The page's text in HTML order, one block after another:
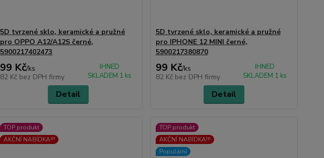
5D tvrzené sklo, keramické a pružné
pro OPPO A12/A12S černé,
5900217402473
99 Kč/ks
82 Kč bez DPH firmy
IHNED
SKLADEM 1 ks
Detail
5D tvrzené sklo, keramické a pružné
pro IPHONE 12 MINI černé,
5900217380870
99 Kč/ks
82 Kč bez DPH firmy
IHNED
SKLADEM 1 ks
Detail
TOP produkt
AKČNÍ NABÍDKA!!!
TOP produkt
AKČNÍ NABÍDKA!!!
Populární